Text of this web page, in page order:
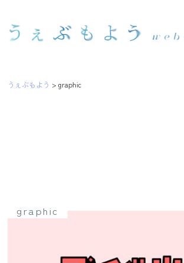
うぇぶもよう > graphic
graphic